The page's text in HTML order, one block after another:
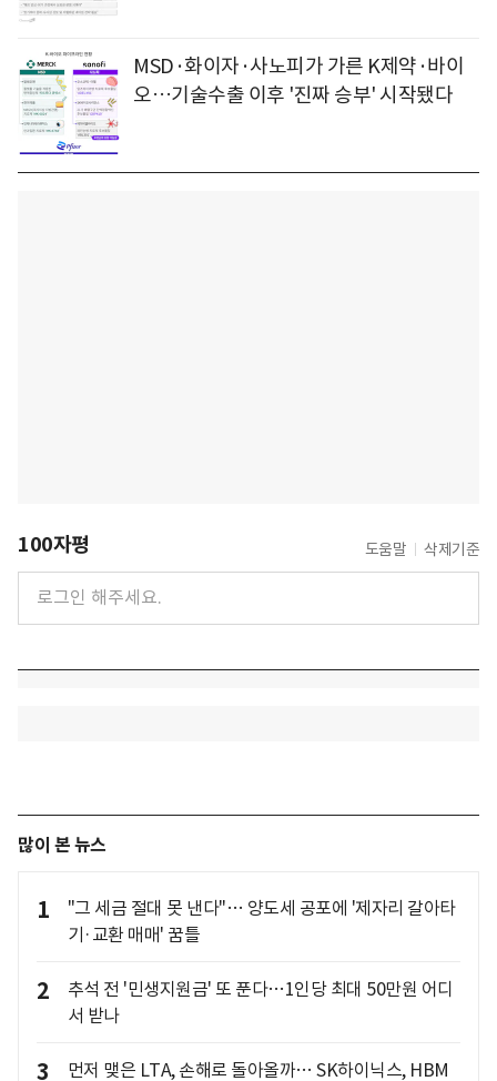
MSD·화이자·사노피가 가른 K제약·바이
오…기술수출 이후 '진짜 승부' 시작됐다
100자평 도움말 삭제기준
많이 본 뉴스
1
"그 세금 절대 못 낸다"… 양도세 공포에 '제자리 갈아타
기·교환 매매' 꿈틀
2
추석 전 '민생지원금' 또 푼다…1인당 최대 50만원 어디
서 받나
3 먼저 맺은 LTA, 손해로 돌아올까… SK하이닉스, HBM